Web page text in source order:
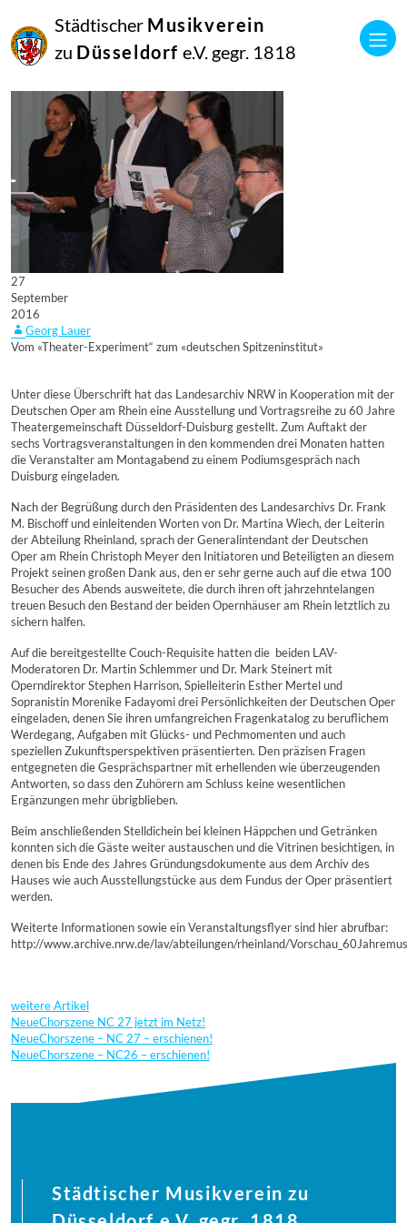
Städtischer Musikverein
zu Düsseldorf e.V. gegr. 1818
27
September
2016
Georg Lauer
Vom «Theater-Experiment“ zum «deutschen Spitzeninstitut»
Unter diese Überschrift hat das Landesarchiv NRW in Kooperation mit der
Deutschen Oper am Rhein eine Ausstellung und Vortragsreihe zu 60 Jahre
Theatergemeinschaft Düsseldorf-Duisburg gestellt. Zum Auftakt der
sechs Vortragsveranstaltungen in den kommenden drei Monaten hatten
die Veranstalter am Montagabend zu einem Podiumsgespräch nach
Duisburg eingeladen.
Nach der Begrüßung durch den Präsidenten des Landesarchivs Dr. Frank
M. Bischoff und einleitenden Worten von Dr. Martina Wiech, der Leiterin
der Abteilung Rheinland, sprach der Generalintendant der Deutschen
Oper am Rhein Christoph Meyer den Initiatoren und Beteiligten an diesem
Projekt seinen großen Dank aus, den er sehr gerne auch auf die etwa 100
Besucher des Abends ausweitete, die durch ihren oft jahrzehntelangen
treuen Besuch den Bestand der beiden Opernhäuser am Rhein letztlich zu
sichern halfen.
Auf die bereitgestellte Couch-Requisite hatten die beiden LAV-
Moderatoren Dr. Martin Schlemmer und Dr. Mark Steinert mit
Operndirektor Stephen Harrison, Spielleiterin Esther Mertel und
Sopranistin Morenike Fadayomi drei Persönlichkeiten der Deutschen Oper
eingeladen, denen Sie ihren umfangreichen Fragenkatalog zu beruflichem
Werdegang, Aufgaben mit Glücks- und Pechmomenten und auch
speziellen Zukunftsperspektiven präsentierten. Den präzisen Fragen
entgegneten die Gesprächspartner mit erhellenden wie überzeugenden
Antworten, so dass den Zuhörern am Schluss keine wesentlichen
Ergänzungen mehr übrigblieben.
Beim anschließenden Stelldichein bei kleinen Häppchen und Getränken
konnten sich die Gäste weiter austauschen und die Vitrinen besichtigen, in
denen bis Ende des Jahres Gründungsdokumente aus dem Archiv des
Hauses wie auch Ausstellungstücke aus dem Fundus der Oper präsentiert
werden.
Weiterte Informationen sowie ein Veranstaltungsflyer sind hier abrufbar:
http://www.archive.nrw.de/lav/abteilungen/rheinland/
weitere Artikel
NeueChorszene NC 27 jetzt im Netz!
NeueChorszene – NC 27 – erschienen!
NeueChorszene – NC26 – erschienen!
Städtischer Musikverein zu